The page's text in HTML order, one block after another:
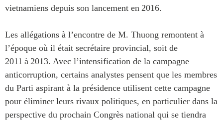
Enjeux émergents
En éducation
Missions commerciales
féminines
Le Partenariat APEC-
Canada pour la croissance
des entreprises
i-LEAD
NOTRE RÉSEAU DE
Programme d’études Asie-
Pacifique
Investment Monitor
Projet APEC-Canada pour
l’expansion du partenariat
des entreprises
Conférence Canada-en-
vietnamiens depuis son lancement en 2016.
Les allégations à l’encontre de M. Thuong remontent à
l’époque où il était secrétaire provincial, soit de
2011 à 2013. Avec l’intensification de la campagne
anticorruption, certains analystes pensent que les membres
du Parti aspirant à la présidence utilisent cette campagne
pour éliminer leurs rivaux politiques, en particulier dans la
perspective du prochain Congrès national qui se tiendra